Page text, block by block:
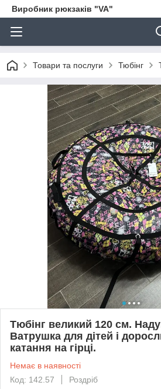
Виробник рюкзаків "VA"
Товари та послуги Тюбінг
Тюбінг великий 120 см.
Ватрушка для дітей і
катання на гірці.
Немає в наявності
Код: 142.57
Роздріб